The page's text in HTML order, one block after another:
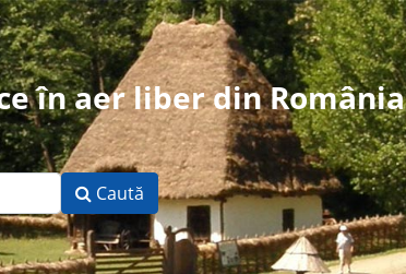
în aer liber din România
Caută